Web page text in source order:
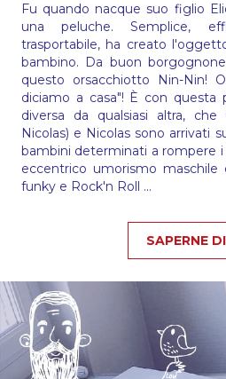
Fu quando nacque suo figlio
una peluche. Semplice,
trasportabile, ha creato
bambino. Da buon
questo orsacchiotto Nin-Nin!
diciamo a casa"! È con questa
diversa da qualsiasi altra,
Nicolas) e Nicolas sono arrivati
bambini determinati a rompere
eccentrico umorismo
funky e Rock'n Roll ...
SAPERNE